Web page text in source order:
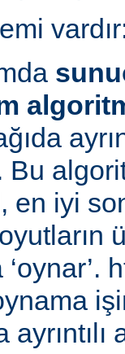
Bu
en iyi
‘oynar’.